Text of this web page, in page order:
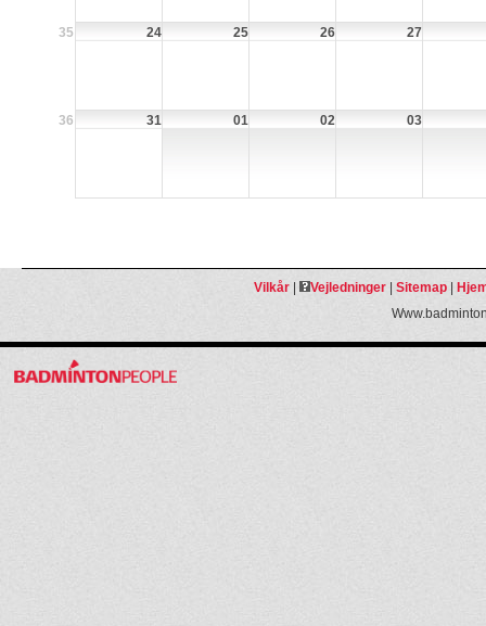
35 24 25 26 27
36 31 01 02 03
Vilkår| Vejledninger| Sitemap|